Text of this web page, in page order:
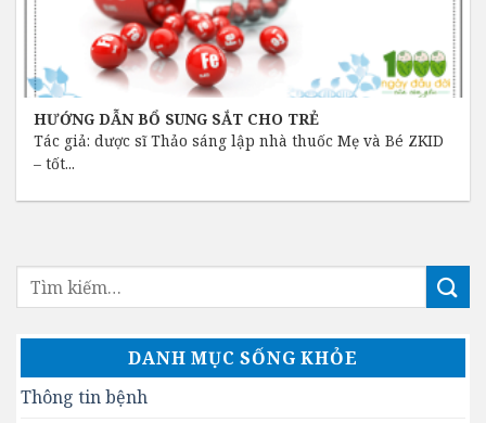
HƯỚNG DẪN BỔ SUNG SẮT CHO TRẺ
Tác giả: dược sĩ Thảo sáng lập nhà thuốc Mẹ và Bé ZKID
– tốt...
DANH MỤC SỐNG KHỎE
Thông tin bệnh